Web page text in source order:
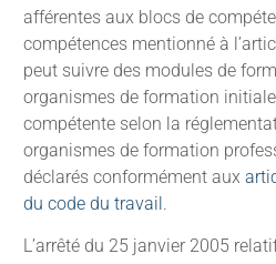
afférentes aux blocs de
compétences mentionné à
peut suivre des modules de
organismes de formation
compétente selon la
organismes de formation
déclarés conformément aux
du code du travail.
L’arrêté du 25 janvier 2005